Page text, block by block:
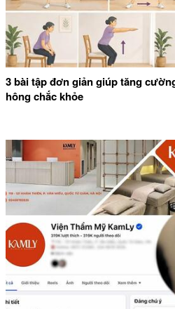
3 bài tập đơn giản giúp tăng
hông chắc khỏe